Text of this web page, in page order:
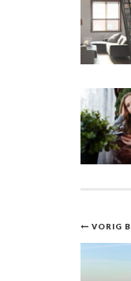
VORIG